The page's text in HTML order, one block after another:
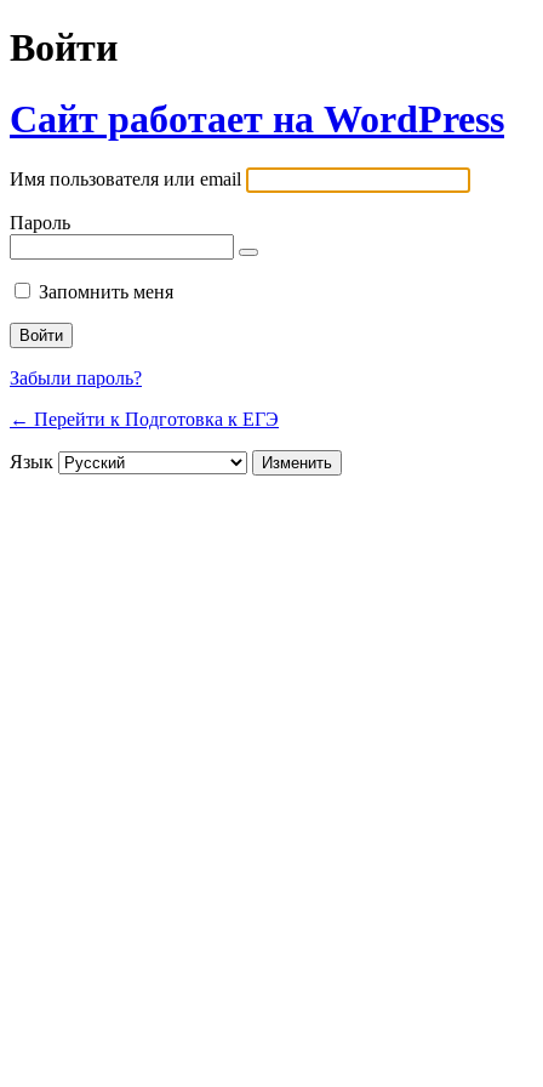
Войти
Сайт работает на WordPress
Имя пользователя или email
Пароль
Запомнить меня
Забыли пароль?
← Перейти к Подготовка к ЕГЭ
Язык